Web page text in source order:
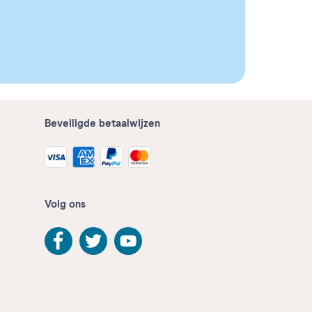
Beveiligde betaalwijzen
Volg ons